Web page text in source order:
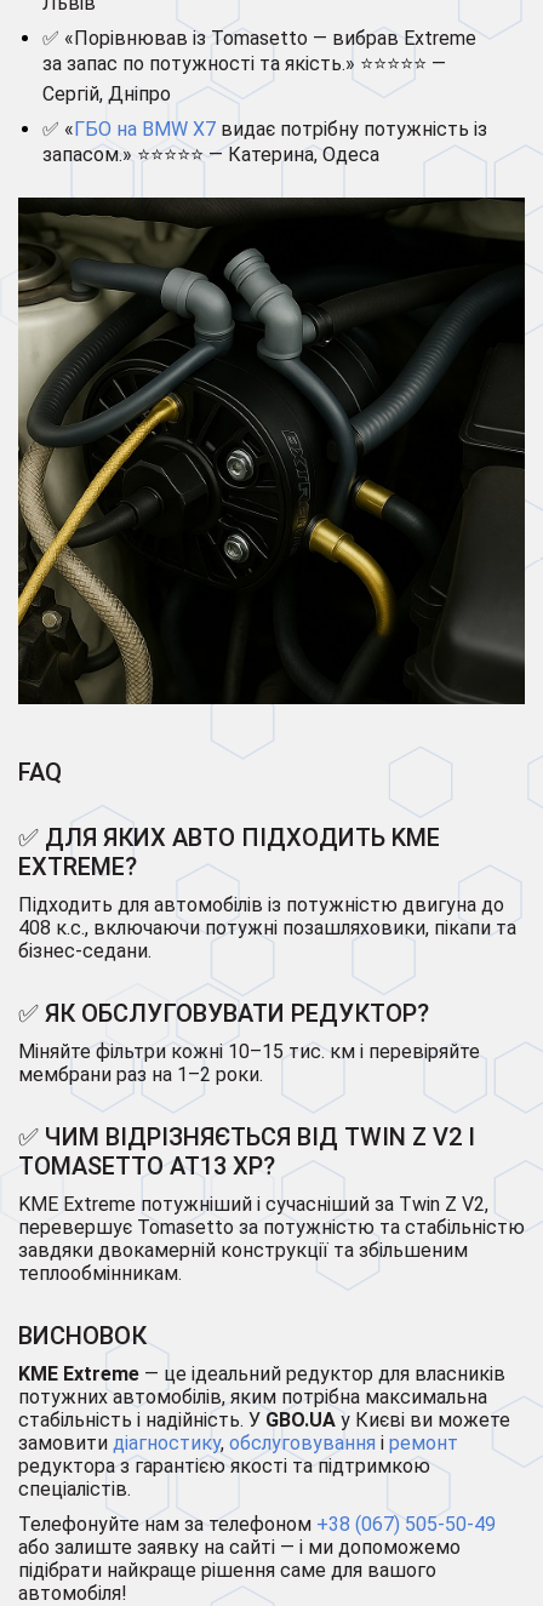
✅ «Порівнював із Tomasetto — вибрав Extreme
за запас по потужності та якість.» ⭐⭐⭐⭐⭐ —
Сергій, Дніпро
✅ «ГБО на BMW X7 видає потрібну потужність із
запасом.» ⭐⭐⭐⭐⭐ — Катерина, Одеса
FAQ
✅ ДЛЯ ЯКИХ АВТО ПІДХОДИТЬ KME
EXTREME?
Підходить для автомобілів із потужністю двигуна до
408 к.с., включаючи потужні позашляховики, пікапи та
бізнес-седани.
✅ ЯК ОБСЛУГОВУВАТИ РЕДУКТОР?
Міняйте фільтри кожні 10–15 тис. км і перевіряйте
мембрани раз на 1–2 роки.
✅ ЧИМ ВІДРІЗНЯЄТЬСЯ ВІД TWIN Z V2 І
TOMASETTO AT13 XP?
KME Extreme потужніший і сучасніший за Twin Z V2,
перевершує Tomasetto за потужністю та стабільністю
завдяки двокамерній конструкції та збільшеним
теплообмінникам.
ВИСНОВОК
KME Extreme — це ідеальний редуктор для власників
потужних автомобілів, яким потрібна максимальна
стабільність і надійність. У GBO.UA у Києві ви можете
замовити діагностику, обслуговування і ремонт
редуктора з гарантією якості та підтримкою
спеціалістів.
Телефонуйте нам за телефоном +38 (067) 505-50-49
або залиште заявку на сайті — і ми допоможемо
підібрати найкраще рішення саме для вашого
автомобіля!